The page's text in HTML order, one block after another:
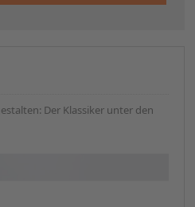
Der Klassiker unter den